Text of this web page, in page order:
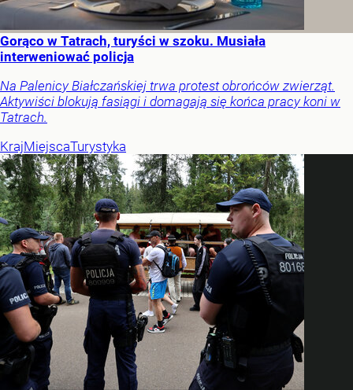
Gorąco w Tatrach, turyści w szoku. Musiała
interweniować policja
Na Palenicy Białczańskiej trwa protest obrońców zwierząt.
Aktywiści blokują fasiągi i domagają się końca pracy koni w
Tatrach.
KrajMiejscaTurystyka